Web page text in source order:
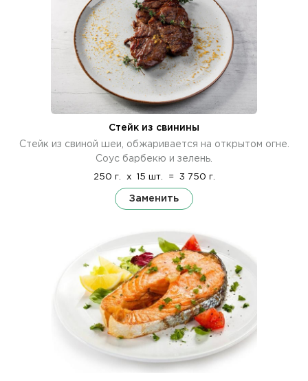
Стейк из свинины
Стейк из свиной шеи, обжаривается на открытом огне.
Соус барбекю и зелень.
250 г. x 15 шт. = 3 750 г.
Заменить